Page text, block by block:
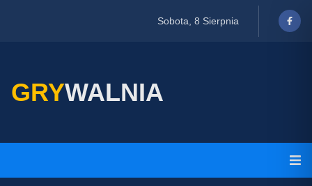
Sobota, 8 Sierpnia
GRYWALNIA